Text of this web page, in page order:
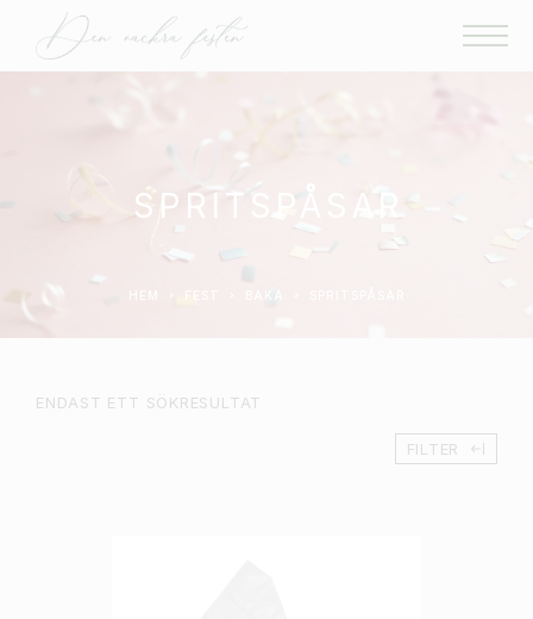
SPRITSPÅSAR
ENDAST ETT SÖKRESULTAT
FILTER